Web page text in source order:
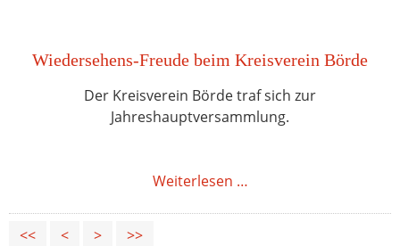
Wiedersehens-Freude beim Kreisverein Börde
Der Kreisverein Börde traf sich zur
Jahreshauptversammlung.
Weiterlesen …
<< < > >>